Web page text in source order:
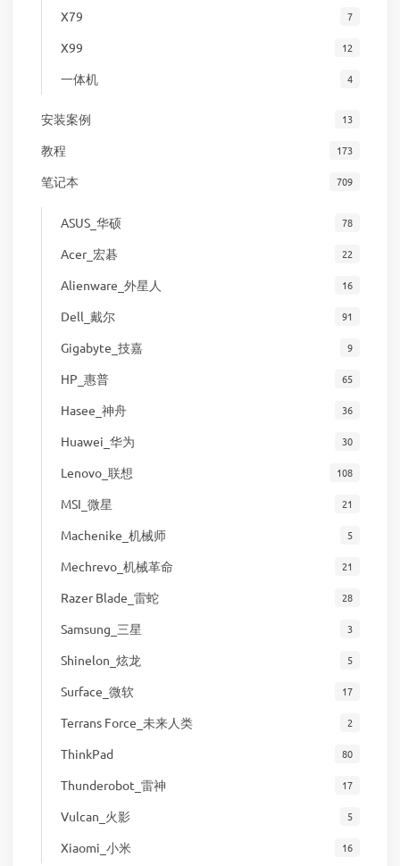
X79 7
X99 12
一体机 4
安装案例 13
教程 173
笔记本 709
ASUS_华硕 78
Acer_宏碁 22
Alienware_外星人 16
Dell_戴尔 91
Gigabyte_技嘉 9
HP_惠普 65
Hasee_神舟 36
Huawei_华为 30
Lenovo_联想 108
MSI_微星 21
Machenike_机械师 5
Mechrevo_机械革命 21
Razer Blade_雷蛇 28
Samsung_三星 3
Shinelon_炫龙 5
Surface_微软 17
Terrans Force_未来人类 2
ThinkPad 80
Thunderobot_雷神 17
Vulcan_火影 5
Xiaomi_小米 16